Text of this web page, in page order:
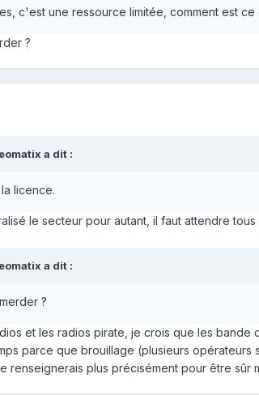
c'est une ressource limitée, comment est
?
a dit :
licence.
le secteur pour autant, il faut attendre
a dit :
?
et les radios pirate, je crois que les
parce que brouillage (plusieurs
renseignerais plus précisément pour être